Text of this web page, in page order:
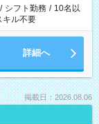
/ シフト勤務 / 10名以
キル不要
詳細へ
掲載日：2026.08.06